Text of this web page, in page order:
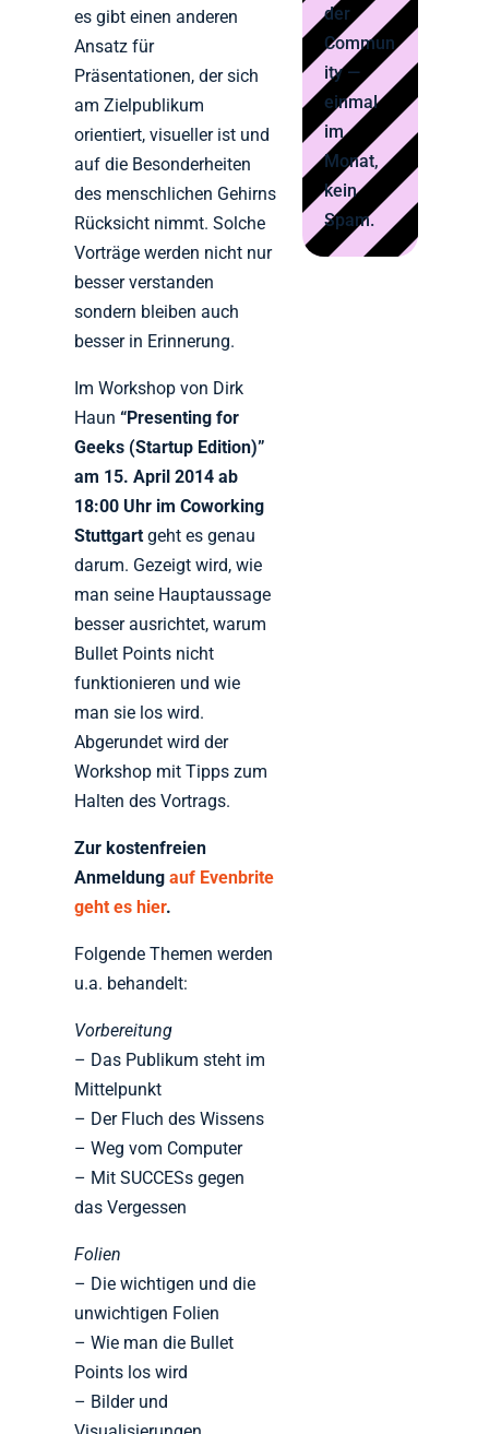
es gibt einen anderen
Ansatz für
Präsentationen, der sich
am Zielpublikum
orientiert, visueller ist und
auf die Besonderheiten
des menschlichen Gehirns
Rücksicht nimmt. Solche
Vorträge werden nicht nur
besser verstanden
sondern bleiben auch
besser in Erinnerung.
Im Workshop von Dirk
Haun“Presenting for
Geeks (Startup Edition)”
am 15. April 2014 ab
18:00 Uhr im Coworking
Stuttgart geht es genau
darum. Gezeigt wird, wie
man seine Hauptaussage
besser ausrichtet, warum
Bullet Points nicht
funktionieren und wie
man sie los wird.
Abgerundet wird der
Workshop mit Tipps zum
Halten des Vortrags.
Zur kostenfreien
Anmeldungauf Evenbrite
geht es hier.
Folgende Themen werden
u.a. behandelt:
Vorbereitung
– Das Publikum steht im
Mittelpunkt
– Der Fluch des Wissens
– Weg vom Computer
– Mit SUCCESs gegen
das Vergessen
Folien
– Die wichtigen und die
unwichtigen Folien
– Wie man die Bullet
Points los wird
– Bilder und
der
Commun
ity —
einmal
im
Monat,
kein
Spam.